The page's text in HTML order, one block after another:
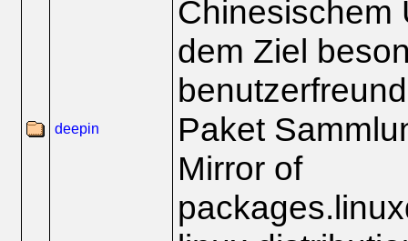
deepin
Chinesischem
dem Ziel
Paket
Mirror of